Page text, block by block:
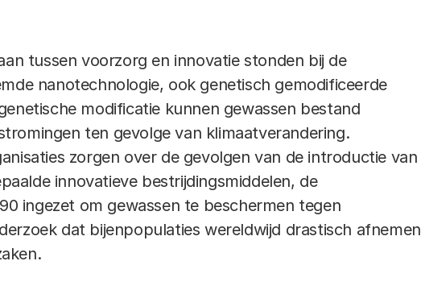
tussen voorzorg en innovatie stonden bij de
nanotechnologie, ook genetisch gemodificeerde
modificatie kunnen gewassen bestand
ten gevolge van klimaatverandering.
zorgen over de gevolgen van de introductie van
innovatieve bestrijdingsmiddelen, de
ingezet om gewassen te beschermen tegen
dat bijenpopulaties wereldwijd drastisch afnemen